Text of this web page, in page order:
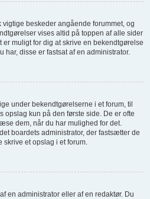
beskeder angående forummet, og
vises altid på toppen af alle sider
er muligt for dig at skrive en bekendtgørelse
har, disse er fastsat af en administrator.
under bekendtgørelserne i et forum, til
opslag kun på den første side. De er ofte
dem, når du har mulighed for det.
boardets administrator, der fastsætter de
skrive et opslag i et forum.
en administrator eller af en redaktør. Du